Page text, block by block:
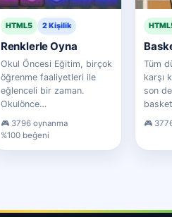
HTML5 2 Kişilik
Renklerle Oyna
Okul Öncesi Eğitim, birçok
öğrenme faaliyetleri ile
eğlenceli bir zaman.
Okulönce…
3796 oynanma
%100 beğeni
Tüm
karşı
son